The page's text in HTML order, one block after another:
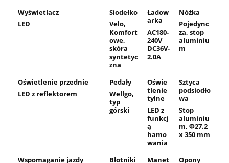
Wyświetlacz
LED
Siodełko
Velo,
Komfort
owe,
skóra
syntetyc
zna
Ładow
arka
AC180-
240V
DC36V-
2.0A
Nóżka
Pojedync
za, stop
aluminiu
m
Oświetlenie przednie
LED z reflektorem
Pedały
Wellgo,
typ
górski
Oświe
tlenie
tylne
LED z
funkcj
ą
hamo
wania
Sztyca
podsiodło
wa
Stop
aluminiu
m, Φ27.2
x 350 mm
Wspomaganie jazdy
Błotniki
Manet
Opony